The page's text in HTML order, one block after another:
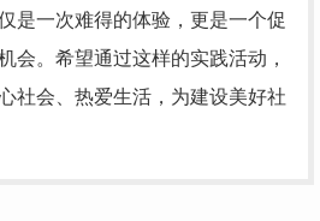
是一次难得的体验，更是一个促
会。希望通过这样的实践活动，
社会、热爱生活，为建设美好社